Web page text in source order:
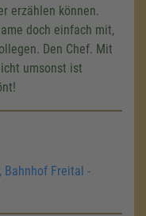
erzählen können.
doch einfach mit,
Den Chef. Mit
umsonst ist
Bahnhof Freital -